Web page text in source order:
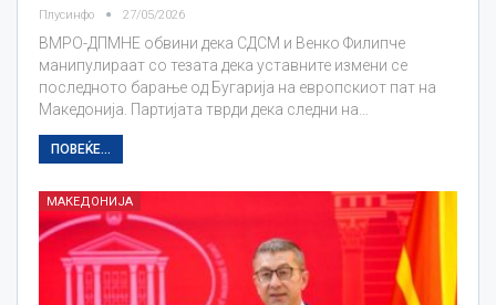
Плусинфо 27/05/2026
ВМРО-ДПМНЕ обвини дека СДСМ и Венко Филипче
манипулираат со тезата дека уставните измени се
последното барање од Бугарија на европскиот пат на
Македонија. Партијата тврди дека следни на…
ПОВЕЌЕ...
МАКЕДОНИЈА